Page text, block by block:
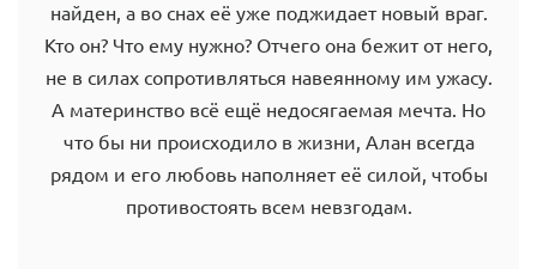
найден, а во снах её уже поджидает новый враг.
Кто он? Что ему нужно? Отчего она бежит от него,
не в силах сопротивляться навеянному им ужасу.
А материнство всё ещё недосягаемая мечта. Но
что бы ни происходило в жизни, Алан всегда
рядом и его любовь наполняет её силой, чтобы
противостоять всем невзгодам.